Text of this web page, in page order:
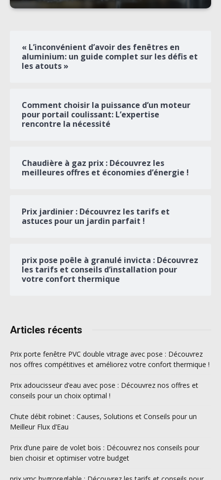
« L’inconvénient d’avoir des fenêtres en
aluminium: un guide complet sur les défis et
les atouts »
Comment choisir la puissance d’un moteur
pour portail coulissant: L’expertise
rencontre la nécessité
Chaudière à gaz prix : Découvrez les
meilleures offres et économies d’énergie !
Prix jardinier : Découvrez les tarifs et
astuces pour un jardin parfait !
prix pose poêle à granulé invicta : Découvrez
les tarifs et conseils d’installation pour
votre confort thermique
Articles récents
Prix porte fenêtre PVC double vitrage avec pose : Découvrez
nos offres compétitives et améliorez votre confort thermique !
Prix adoucisseur d’eau avec pose : Découvrez nos offres et
conseils pour un choix optimal !
Chute débit robinet : Causes, Solutions et Conseils pour un
Meilleur Flux d’Eau
Prix d’une paire de volet bois : Découvrez nos conseils pour
bien choisir et optimiser votre budget